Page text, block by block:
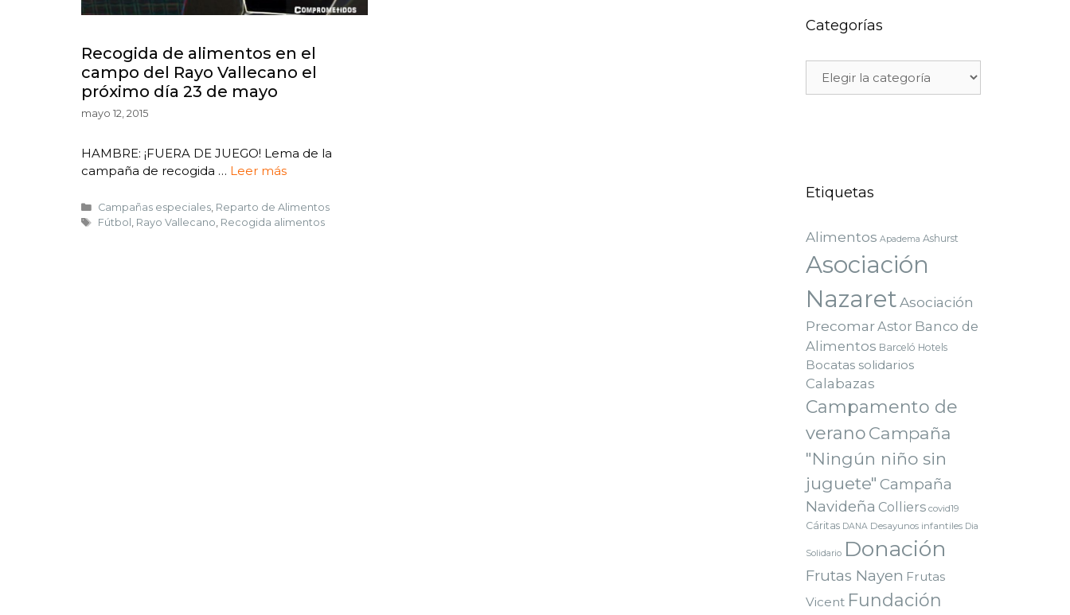
Recogida de alimentos en el
campo del Rayo Vallecano el
próximo día 23 de mayo
mayo 12, 2015
HAMBRE: ¡FUERA DE JUEGO! Lema de la
campaña de recogida … Leer más
Campañas especiales, Reparto de Alimentos
Fútbol , Rayo Vallecano, Recogida alimentos
Categorías
Etiquetas
Alimentos Apadema Ashurst
Asociación
NazaretAsociación
PrecomarAstor Banco de
Alimentos Barceló Hotels
Bocatas solidarios
Calabazas
Campamento de
verano Campaña
"Ningún niño sin
juguete" Campaña
Navideña Colliers covid19
Cáritas DANA Desayunos infantiles Dia
Solidario Donación
Frutas Nayen Frutas
Vicent Fundación